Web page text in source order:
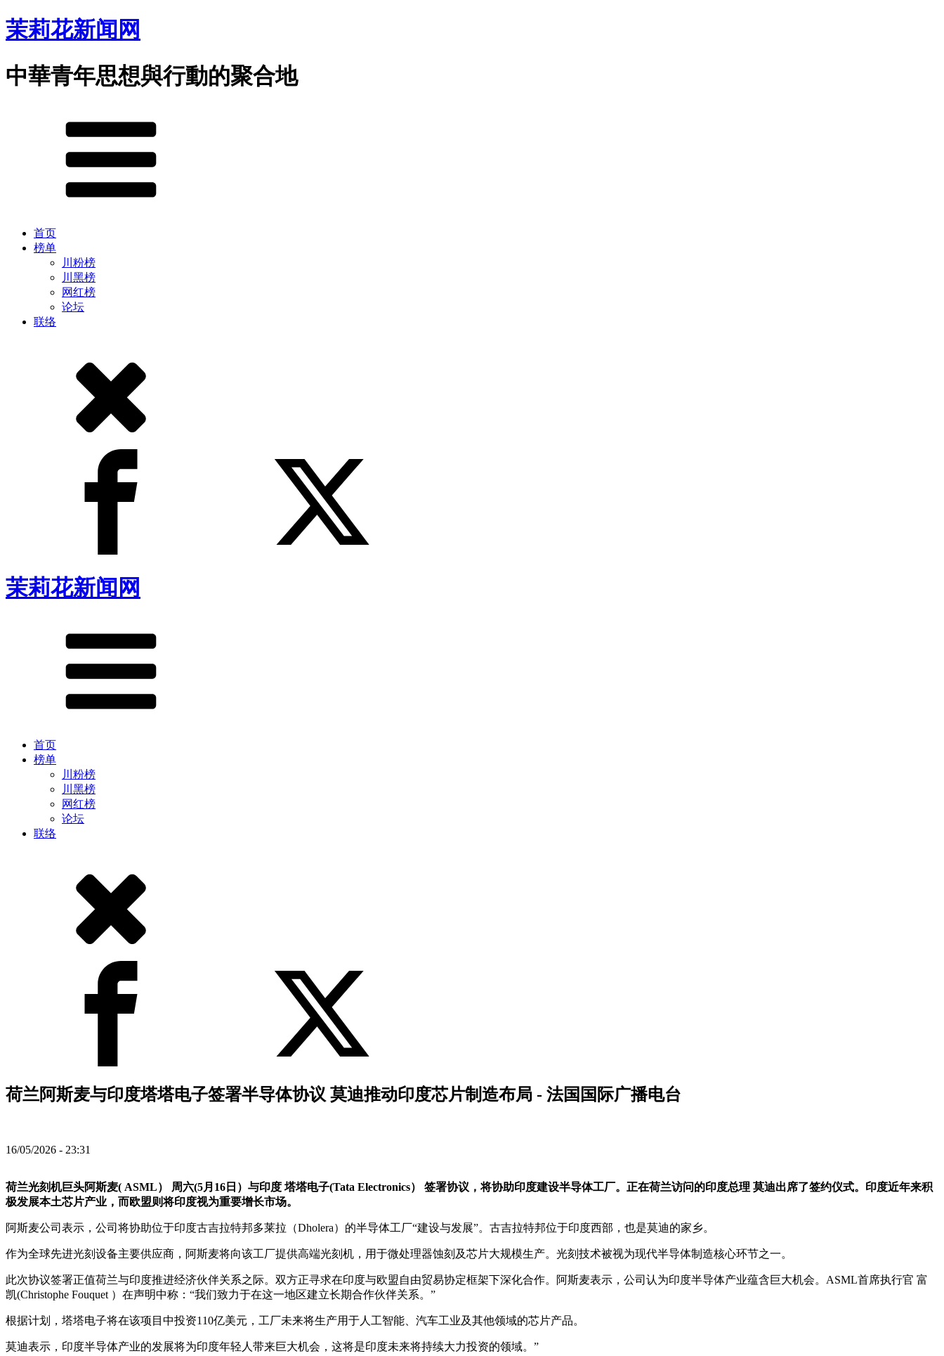
茉莉花新闻网
中華青年思想與行動的聚合地
首页
榜单
川粉榜
川黑榜
网红榜
论坛
联络
茉莉花新闻网
首页
榜单
川粉榜
川黑榜
网红榜
论坛
联络
荷兰阿斯麦与印度塔塔电子签署半导体协议 莫迪推动印度芯片制造布局 - 法国国际广播电台
16/05/2026 - 23:31
荷兰光刻机巨头阿斯麦( ASML） 周六(5月16日）与印度 塔塔电子(Tata Electronics） 签署协议，将协助印度建设半导体工厂。正在荷兰访问的印度总理 莫迪出席了签约仪式。印度近年来积
极发展本土芯片产业，而欧盟则将印度视为重要增长市场。
阿斯麦公司表示，公司将协助位于印度古吉拉特邦多莱拉（Dholera）的半导体工厂“建设与发展”。古吉拉特邦位于印度西部，也是莫迪的家乡。
作为全球先进光刻设备主要供应商，阿斯麦将向该工厂提供高端光刻机，用于微处理器蚀刻及芯片大规模生产。光刻技术被视为现代半导体制造核心环节之一。
此次协议签署正值荷兰与印度推进经济伙伴关系之际。双方正寻求在印度与欧盟自由贸易协定框架下深化合作。阿斯麦表示，公司认为印度半导体产业蕴含巨大机会。ASML首席执行官 富
凯(Christophe Fouquet ）在声明中称：“我们致力于在这一地区建立长期合作伙伴关系。”
根据计划，塔塔电子将在该项目中投资110亿美元，工厂未来将生产用于人工智能、汽车工业及其他领域的芯片产品。
莫迪表示，印度半导体产业的发展将为印度年轻人带来巨大机会，这将是印度未来将持续大力投资的领域。”